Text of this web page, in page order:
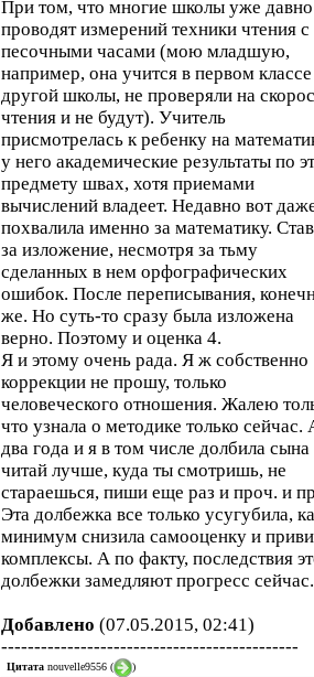
При том, что многие школы уже
проводят измерений техники чтения с
песочными часами (мою младшую,
например, она учится в первом классе
другой школы, не проверяли на
чтения и не будут). Учитель
присмотрелась к ребенку на
у него академические результаты по
предмету швах, хотя приемами
вычислений владеет. Недавно вот
похвалила именно за математику.
за изложение, несмотря за тьму
сделанных в нем орфографических
ошибок. После переписывания,
же. Но суть-то сразу была изложена
верно. Поэтому и оценка 4.
Я и этому очень рада. Я ж собственно
коррекции не прошу, только
человеческого отношения. Жалею
что узнала о методике только сейчас.
два года и я в том числе долбила сына
читай лучше, куда ты смотришь, не
стараешься, пиши еще раз и проч. и
Эта долбежка все только усугубила,
минимум снизила самооценку и
комплексы. А по факту, последствия
долбежки замедляют прогресс сейчас.
Добавлено (07.05.2015, 02:41)
---------------------------------------------
Цитата nouvelle9556 ( )